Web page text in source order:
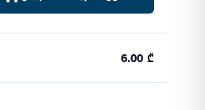
6.00 ₾